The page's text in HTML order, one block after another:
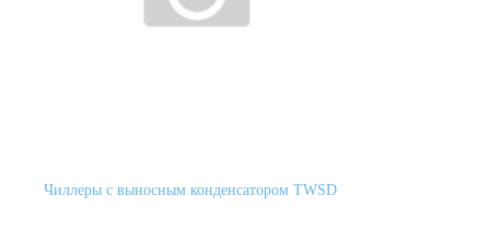
Чиллеры с выносным конденсатором TWSD